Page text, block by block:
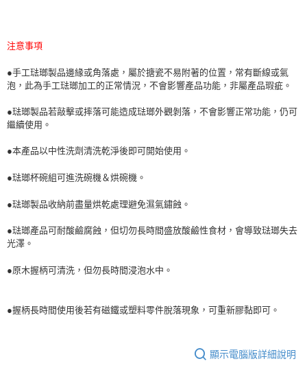
注意事項
●手工琺瑯製品邊緣或角落處，屬於搪瓷不易附著的位置，常有斷線或氣
泡，此為手工琺瑯加工的正常情況，不會影響產品功能，非屬產品瑕疵。
●琺瑯製品若敲擊或摔落可能造成琺瑯外觀剝落，不會影響正常功能，仍可
繼續使用。
●本產品以中性洗劑清洗乾淨後即可開始使用。
●琺瑯杯碗組可進洗碗機＆烘碗機 。
●琺瑯製品收納前盡量烘乾處理避免濕氣鏽蝕。
●琺瑯產品可耐酸鹼腐蝕，但切勿長時間盛放酸鹼性食材，會導致琺瑯失去
光澤。
●原木握柄可清洗，但勿長時間浸泡水中。
●握柄長時間使用後若有磁鐵或塑料零件脫落現象，可重新膠黏即可。
顯示電腦版詳細說明